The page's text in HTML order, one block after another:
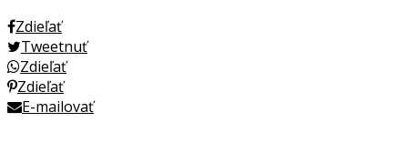
Zdieľať
Tweetnuť
Zdieľať
Zdieľať
E-mailovať